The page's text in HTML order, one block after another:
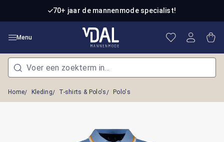
Ga naar de hoofdinhoud70+ jaar de mannenmode specialist!
Menu Je hebt 0
Home Kleding T-shirts & Polo's Polo's